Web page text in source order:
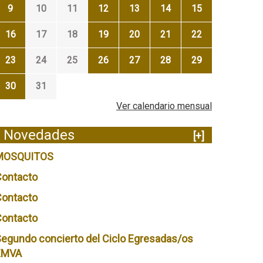
9 10 11 12 13 14 15
16 17 18 19 20 21 22
23 24 25 26 27 28 29
30
31
Ver calendario mensual
Novedades
[+]
concierto del Ciclo Egresadas/os